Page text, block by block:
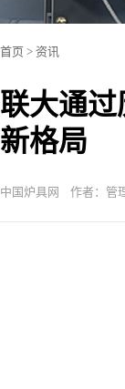
首页 > 资讯
联大通
新格局
中国炉具网 作者：管